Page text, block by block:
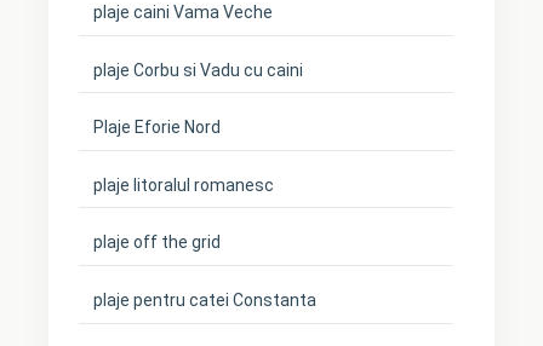
plaje caini Vama Veche
plaje Corbu si Vadu cu caini
Plaje Eforie Nord
plaje litoralul romanesc
plaje off the grid
plaje pentru catei Constanta